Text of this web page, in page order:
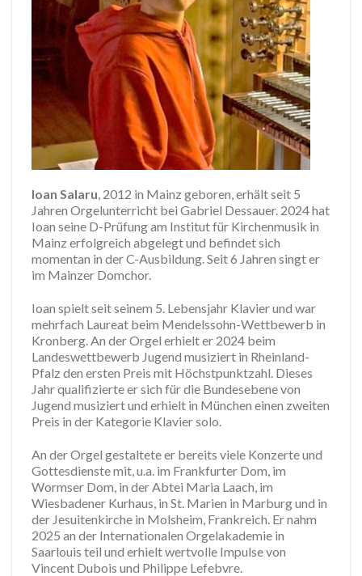
Ioan Salaru, 2012 in Mainz geboren, erhält seit 5
Jahren Orgelunterricht bei Gabriel Dessauer. 2024 hat
Ioan seine D-Prüfung am Institut für Kirchenmusik in
Mainz erfolgreich abgelegt und befindet sich
momentan in der C-Ausbildung. Seit 6 Jahren singt er
im Mainzer Domchor.
Ioan spielt seit seinem 5. Lebensjahr Klavier und war
mehrfach Laureat beim Mendelssohn-Wettbewerb in
Kronberg. An der Orgel erhielt er 2024 beim
Landeswettbewerb Jugend musiziert in Rheinland-
Pfalz den ersten Preis mit Höchstpunktzahl. Dieses
Jahr qualifizierte er sich für die Bundesebene von
Jugend musiziert und erhielt in München einen zweiten
Preis in der Kategorie Klavier solo.
An der Orgel gestaltete er bereits viele Konzerte und
Gottesdienste mit, u.a. im Frankfurter Dom, im
Wormser Dom, in der Abtei Maria Laach, im
Wiesbadener Kurhaus, in St. Marien in Marburg und in
der Jesuitenkirche in Molsheim, Frankreich. Er nahm
2025 an der Internationalen Orgelakademie in
Saarlouis teil und erhielt wertvolle Impulse von
Vincent Dubois und Philippe Lefebvre.